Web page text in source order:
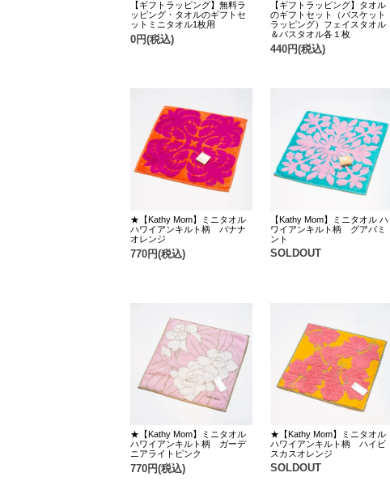
【ギフトラッピング】無料ラ
ッピング・タオルのギフトセ
ットミニタオル1枚用
0円(税込)
【ギフトラッピング】タオル
のギフトセット（バスケット
ラッピング）フェイスタオル
＆バスタオル各１枚
440円(税込)
★【Kathy Mom】ミニタオル
ハワイアンキルト柄 バナナ
オレンジ
770円(税込)
【Kathy Mom】ミニタオル ハ
ワイアンキルト柄 グアバミ
ント
SOLDOUT
★【Kathy Mom】ミニタオル
ハワイアンキルト柄 ガーデ
ニアライトピンク
770円(税込)
★【Kathy Mom】ミニタオル
ハワイアンキルト柄 ハイビ
スカスオレンジ
SOLDOUT